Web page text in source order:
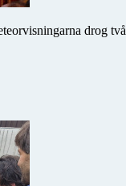
drog